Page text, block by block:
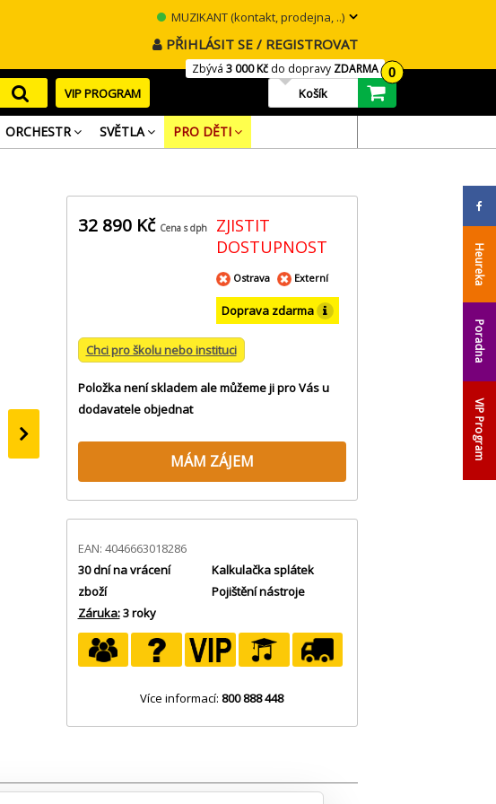
MUZIKANT (kontakt, prodejna, ..)
PŘIHLÁSIT SE / REGISTROVAT
VIP PROGRAM
Zbývá 3 000 Kčdo dopravy ZDARMA 0
Košík
ORCHESTR SVĚTLA PRO DĚTI
Heureka
Poradna
VIP Program
32 890 Kč Cena s dph
ZJISTIT
DOSTUPNOST
Ostrava Externí
Doprava zdarma
Chci pro školu nebo instituci
Položka není skladem ale můžeme ji pro Vás u
dodavatele objednat
MÁM ZÁJEM
EAN: 4046663018286
30 dní na vrácení
zboží
Záruka:3 roky
Kalkulačka splátek
Pojištění nástroje
Více informací: 800 888 448